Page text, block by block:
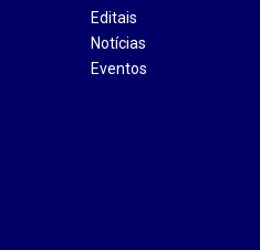
Editais
Notícias
Eventos